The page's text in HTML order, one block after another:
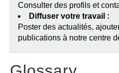
Consulter des profils et
Diffuser votre travail :
Poster des actualités,
publications à notre centre